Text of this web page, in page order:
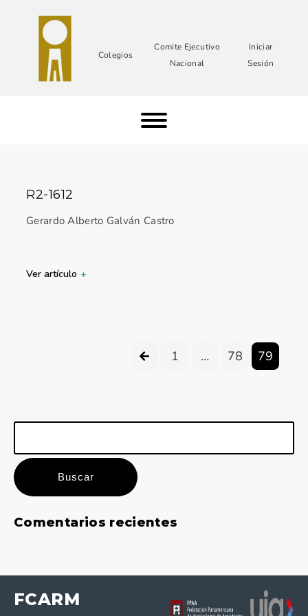
Colegios
Comite Ejecutivo
Nacional
Iniciar
Sesión
R2-1612
Gerardo Alberto Galván Castro
Ver artículo +
1 … 78 79
Buscar:
Comentarios recientes
FCARM